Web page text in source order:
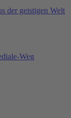
der geistigen Welt
Weg